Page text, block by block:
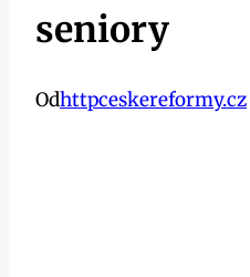
seniory
Odhttpceskereformy.cz